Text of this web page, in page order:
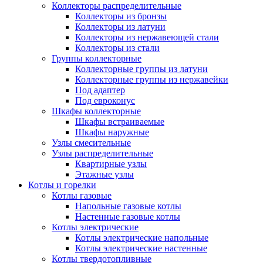
Коллекторы распределительные
Коллекторы из бронзы
Коллекторы из латуни
Коллекторы из нержавеющей стали
Коллекторы из стали
Группы коллекторные
Коллекторные группы из латуни
Коллекторные группы из нержавейки
Под адаптер
Под евроконус
Шкафы коллекторные
Шкафы встраиваемые
Шкафы наружные
Узлы смесительные
Узлы распределительные
Квартирные узлы
Этажные узлы
Котлы и горелки
Котлы газовые
Напольные газовые котлы
Настенные газовые котлы
Котлы электрические
Котлы электрические напольные
Котлы электрические настенные
Котлы твердотопливные